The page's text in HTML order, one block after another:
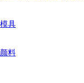
具
料